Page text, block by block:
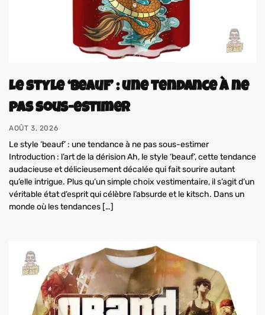
Le style ‘beauf’ : une tendance à ne
pas sous-estimer
AOÛT 3, 2026
Le style ‘beauf’ : une tendance à ne pas sous-estimer
Introduction : l’art de la dérision Ah, le style ‘beauf’, cette tendance
audacieuse et délicieusement décalée qui fait sourire autant
qu’elle intrigue. Plus qu’un simple choix vestimentaire, il s’agit d’un
véritable état d’esprit qui célèbre l’absurde et le kitsch. Dans un
monde où les tendances […]